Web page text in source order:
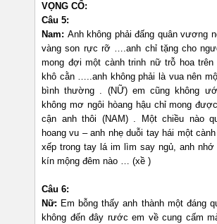
VỌNG CỔ:
Câu 5:
Nam: Anh không phải đấng quân vương
vàng son rực rỡ ….anh chỉ tặng cho
mong đợi một cành trinh nữ trỗ hoa trên
khô cằn …..anh không phải là vua nên
bình thường . (NỮ) em cũng không
không mơ ngôi hòang hậu chỉ mong
cận anh thôi (NAM) . Một chiều nào
hoang vu – anh nhẹ duỗi tay hái một
xếp trong tay lá im lìm say ngủ, anh nhớ
kín mộng đêm nào … (xề )
Câu 6:
Nữ: Em bỗng thấy anh thành một đáng
không đến đây rước em về cung cấm